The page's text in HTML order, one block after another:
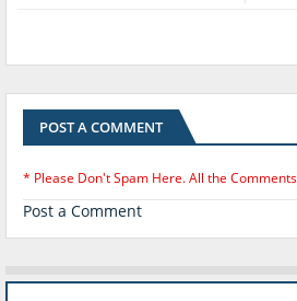
POST A COMMENT
* Please Don't Spam Here. All the
Post a Comment